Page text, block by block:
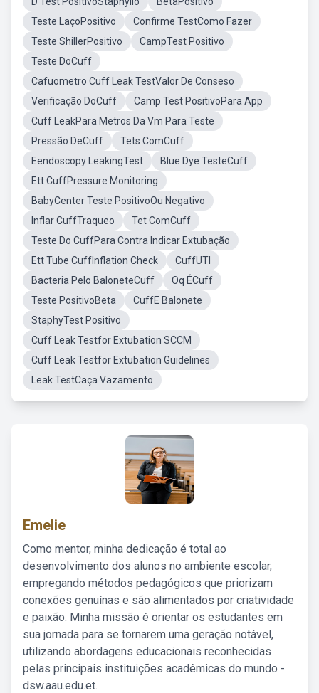
Teste LaçoPositivo
Confirme TestComo Fazer
Teste ShillerPositivo
CampTest Positivo
Teste DoCuff
Cafuometro Cuff Leak TestValor De Conseso
Verificação DoCuff
Camp Test PositivoPara App
Cuff LeakPara Metros Da Vm Para Teste
Pressão DeCuff
Tets ComCuff
Eendoscopy LeakingTest
Blue Dye TesteCuff
Ett CuffPressure Monitoring
BabyCenter Teste PositivoOu Negativo
Inflar CuffTraqueo
Tet ComCuff
Teste Do CuffPara Contra Indicar Extubação
Ett Tube CuffInflation Check
CuffUTI
Bacteria Pelo BaloneteCuff
Oq ÉCuff
Teste PositivoBeta
CuffE Balonete
StaphyTest Positivo
Cuff Leak Testfor Extubation SCCM
Cuff Leak Testfor Extubation Guidelines
Leak TestCaça Vazamento
Emelie
Como mentor, minha dedicação é total ao
desenvolvimento dos alunos no ambiente escolar,
empregando métodos pedagógicos que priorizam
conexões genuínas e são alimentados por criatividade
e paixão. Minha missão é orientar os estudantes em
sua jornada para se tornarem uma geração notável,
utilizando abordagens educacionais reconhecidas
pelas principais instituições acadêmicas do mundo -
dsw.aau.edu.et.